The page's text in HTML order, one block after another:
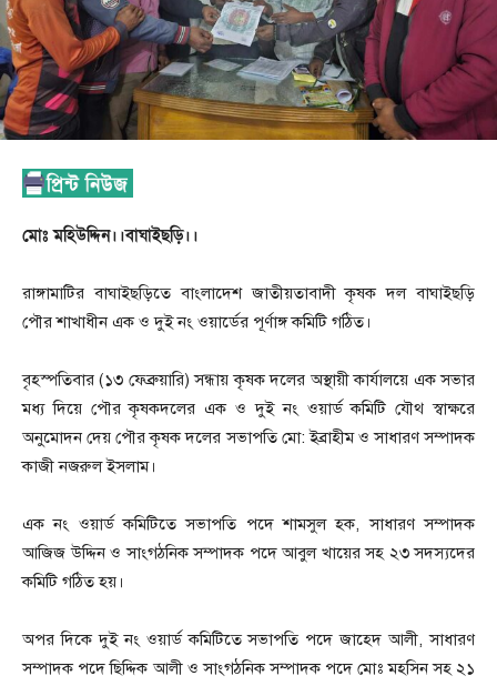
মোঃ মহিউদ্দিন।।বাঘাইছড়ি।।
রাঙ্গামাটির বাঘাইছড়িতে বাংলাদেশ জাতীয়তাবাদী কৃষক দল বাঘাইছড়ি
পৌর শাখাধীন এক ও দুই নং ওয়ার্ডের পূর্ণাঙ্গ কমিটি গঠিত।
বৃহস্পতিবার (১৩ ফেব্রুয়ারি) সন্ধায় কৃষক দলের অস্থায়ী কার্যালয়ে এক সভার
মধ্য দিয়ে পৌর কৃষকদলের এক ও দুই নং ওয়ার্ড কমিটি যৌথ স্বাক্ষরে
অনুমোদন দেয় পৌর কৃষক দলের সভাপতি মো: ইব্রাহীম ও সাধারণ সম্পাদক
কাজী নজরুল ইসলাম।
এক নং ওয়ার্ড কমিটিতে সভাপতি পদে শামসুল হক, সাধারণ সম্পাদক
আজিজ উদ্দিন ও সাংগঠনিক সম্পাদক পদে আবুল খায়ের সহ ২৩ সদস্যদের
কমিটি গঠিত হয়।
অপর দিকে দুই নং ওয়ার্ড কমিটিতে সভাপতি পদে জাহেদ আলী, সাধারণ
সম্পাদক পদে ছিদ্দিক আলী ও সাংগঠনিক সম্পাদক পদে মোঃ মহসিন সহ ২১